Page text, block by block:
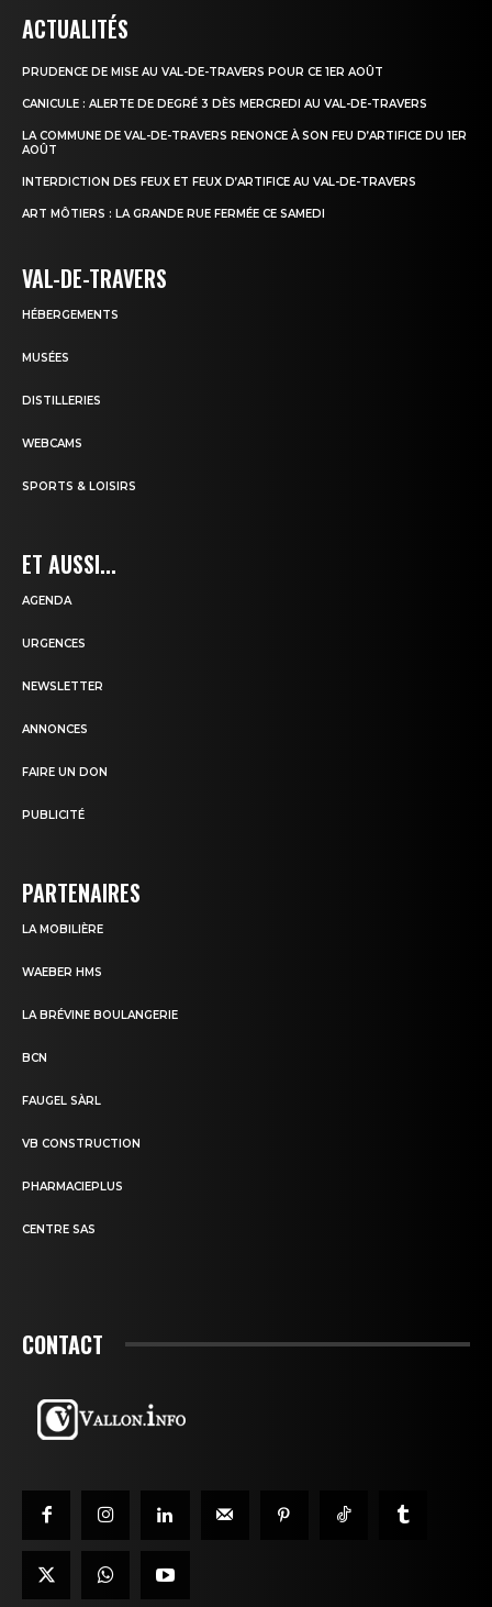
ACTUALITÉS
PRUDENCE DE MISE AU VAL-DE-TRAVERS POUR CE 1ER AOÛT
CANICULE : ALERTE DE DEGRÉ 3 DÈS MERCREDI AU VAL-DE-TRAVERS
LA COMMUNE DE VAL-DE-TRAVERS RENONCE À SON FEU D’ARTIFICE DU 1ER
AOÛT
INTERDICTION DES FEUX ET FEUX D’ARTIFICE AU VAL-DE-TRAVERS
ART MÔTIERS : LA GRANDE RUE FERMÉE CE SAMEDI
VAL-DE-TRAVERS
HÉBERGEMENTS
MUSÉES
DISTILLERIES
WEBCAMS
SPORTS & LOISIRS
ET AUSSI...
AGENDA
URGENCES
NEWSLETTER
ANNONCES
FAIRE UN DON
PUBLICITÉ
PARTENAIRES
LA MOBILIÈRE
WAEBER HMS
LA BRÉVINE BOULANGERIE
BCN
FAUGEL SÀRL
VB CONSTRUCTION
PHARMACIEPLUS
CENTRE SAS
CONTACT